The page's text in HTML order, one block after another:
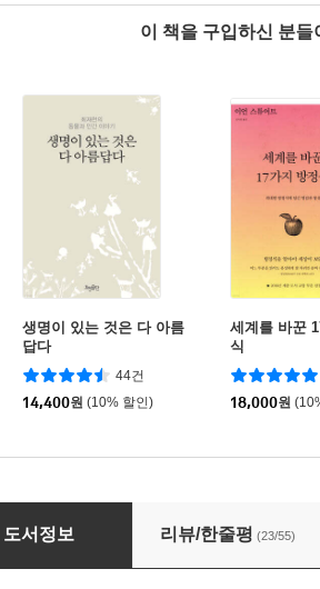
이 책을 구입하신 분
생명이 있는 것은 다 아름
답다
44건
14,400원 (10% 할인)
세계를 바꾼
식
18,000원
사이언스
도서정보 리뷰/한줄평 (23/55)